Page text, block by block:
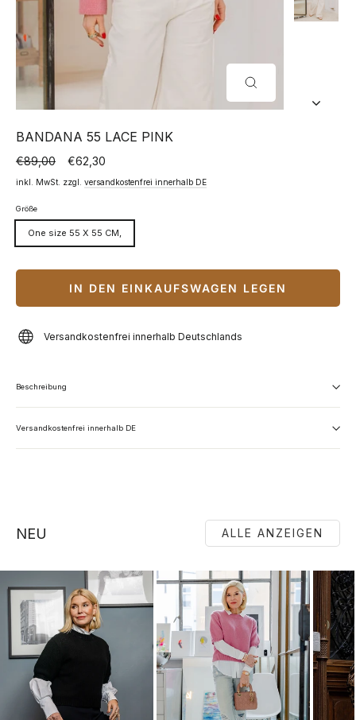
SCHLIESSEN (
ESC)
BANDANA 55 LACE PINK
Normaler
Preis
€89,00
Sonderpreis€62,30
inkl. MwSt. zzgl. versandkostenfrei innerhalb DE
Größe
One size 55 X 55 CM,
IN DEN EINKAUFSWAGEN LEGEN
Versandkostenfrei innerhalb Deutschlands
Beschreibung
Versandkostenfrei innerhalb DE
NEU ALLE ANZEIGEN